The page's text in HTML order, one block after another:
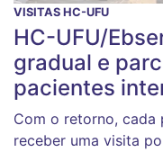
VISITAS HC-UFU
HC-UFU/
gradual e
pacientes
Com o retorno, cada
receber uma visita